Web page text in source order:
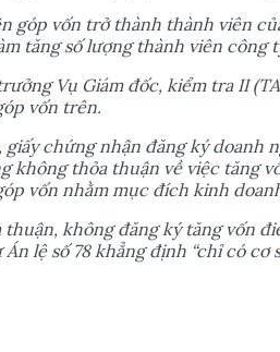
góp vốn trởthành thành viên củ
tăng sốlượng thành viên công
ưởng Vụ Giám đốc, kiểm tra II
vốn trên.
giấy chứng nhận đăng ký doanh
không thỏa thuận vềviệc tăng v
vốn nhằm mục đích kinh
thuận, không đăng ký tăng vốn đi
Án lệsố78 khẳng định “chỉcó cơs